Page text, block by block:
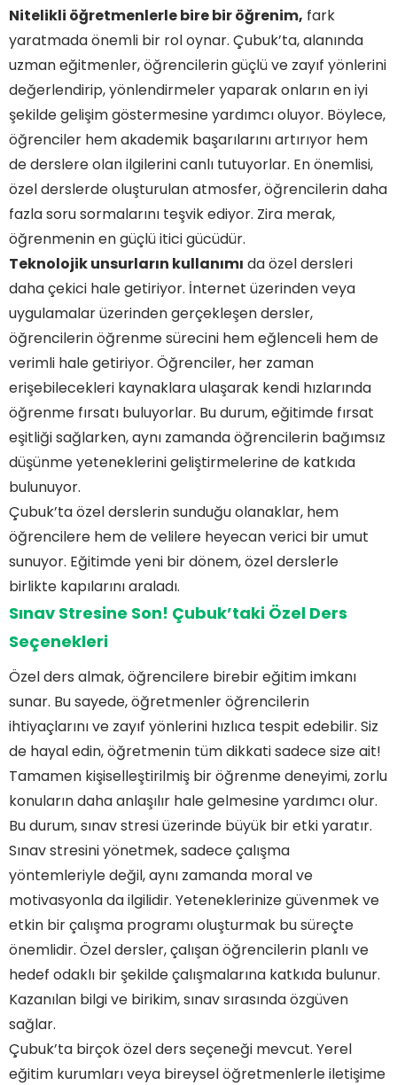
Nitelikli öğretmenlerle bire bir öğrenim, fark
yaratmada önemli bir rol oynar. Çubuk’ta, alanında
uzman eğitmenler, öğrencilerin güçlü ve zayıf yönlerini
değerlendirip, yönlendirmeler yaparak onların en iyi
şekilde gelişim göstermesine yardımcı oluyor. Böylece,
öğrenciler hem akademik başarılarını artırıyor hem
de derslere olan ilgilerini canlı tutuyorlar. En önemlisi,
özel derslerde oluşturulan atmosfer, öğrencilerin daha
fazla soru sormalarını teşvik ediyor. Zira merak,
öğrenmenin en güçlü itici gücüdür.
Teknolojik unsurların kullanımı da özel dersleri
daha çekici hale getiriyor. İnternet üzerinden veya
uygulamalar üzerinden gerçekleşen dersler,
öğrencilerin öğrenme sürecini hem eğlenceli hem de
verimli hale getiriyor. Öğrenciler, her zaman
erişebilecekleri kaynaklara ulaşarak kendi hızlarında
öğrenme fırsatı buluyorlar. Bu durum, eğitimde fırsat
eşitliği sağlarken, aynı zamanda öğrencilerin bağımsız
düşünme yeteneklerini geliştirmelerine de katkıda
bulunuyor.
Çubuk’ta özel derslerin sunduğu olanaklar, hem
öğrencilere hem de velilere heyecan verici bir umut
sunuyor. Eğitimde yeni bir dönem, özel derslerle
birlikte kapılarını araladı.
Sınav Stresine Son! Çubuk’taki Özel Ders
Seçenekleri
Özel ders almak, öğrencilere birebir eğitim imkanı
sunar. Bu sayede, öğretmenler öğrencilerin
ihtiyaçlarını ve zayıf yönlerini hızlıca tespit edebilir. Siz
de hayal edin, öğretmenin tüm dikkati sadece size ait!
Tamamen kişiselleştirilmiş bir öğrenme deneyimi, zorlu
konuların daha anlaşılır hale gelmesine yardımcı olur.
Bu durum, sınav stresi üzerinde büyük bir etki yaratır.
Sınav stresini yönetmek, sadece çalışma
yöntemleriyle değil, aynı zamanda moral ve
motivasyonla da ilgilidir. Yeteneklerinize güvenmek ve
etkin bir çalışma programı oluşturmak bu süreçte
önemlidir. Özel dersler, çalışan öğrencilerin planlı ve
hedef odaklı bir şekilde çalışmalarına katkıda bulunur.
Kazanılan bilgi ve birikim, sınav sırasında özgüven
sağlar.
Çubuk’ta birçok özel ders seçeneği mevcut. Yerel
eğitim kurumları veya bireysel öğretmenlerle iletişime